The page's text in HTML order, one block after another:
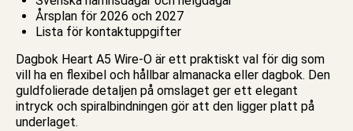
Årsplan för 2026 och 2027
Lista för kontaktuppgifter
Dagbok Heart A5 Wire-O är ett praktiskt val för dig som
vill ha en flexibel och hållbar almanacka eller dagbok. Den
guldfolierade detaljen på omslaget ger ett elegant
intryck och spiralbindningen gör att den ligger platt på
underlaget.